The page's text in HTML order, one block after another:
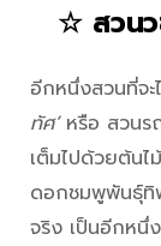
☆ สวน
อีกหนึ่งสวนที่จะ
ทัศ’ หรือ สวนร
เต็มไปด้วยต้น
ดอกชมพูพันธ์ุทิ
จริง เป็นอีกหนึ่